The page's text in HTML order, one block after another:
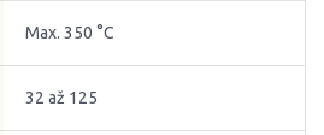
Max. 350 °C
32 až 125